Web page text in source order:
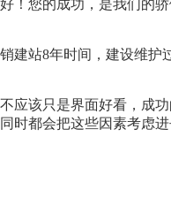
！您的成功，是我们的
建站8年时间，建设维护
应该只是界面好看，成
时都会把这些因素考虑